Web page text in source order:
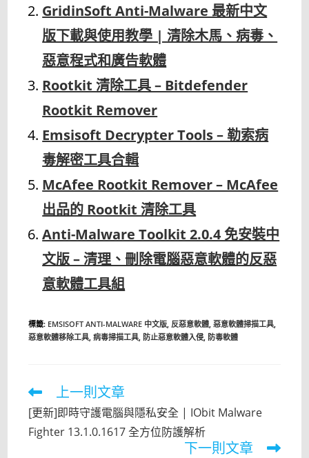
GridinSoft Anti-Malware 最新中文
版下載與使用教學 | 清除木馬、病毒、
惡意程式和廣告軟體
Rootkit 清除工具 – Bitdefender
Rootkit Remover
Emsisoft Decrypter Tools – 勒索病
毒解密工具合輯
McAfee Rootkit Remover – McAfee
出品的 Rootkit 清除工具
Anti-Malware Toolkit 2.0.4 免安裝中
文版 – 清理、刪除電腦惡意軟體的反惡
意軟體工具組
標籤: EMSISOFT ANTI-MALWARE 中文版 反惡意軟體 惡意軟體掃描工具
惡意軟體移除工具 病毒掃描工具 防止惡意軟體入侵 防毒軟體
Read
more
articles
上一則文章
[更新]即時守護電腦與隱私安全 | IObit Malware
Fighter 13.1.0.1617 全方位防護解析
下一則文章